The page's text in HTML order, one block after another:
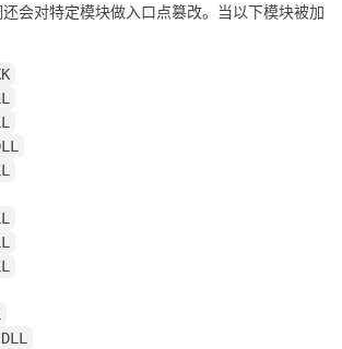
会对特定模块做入口点篡改。当以下模块被加